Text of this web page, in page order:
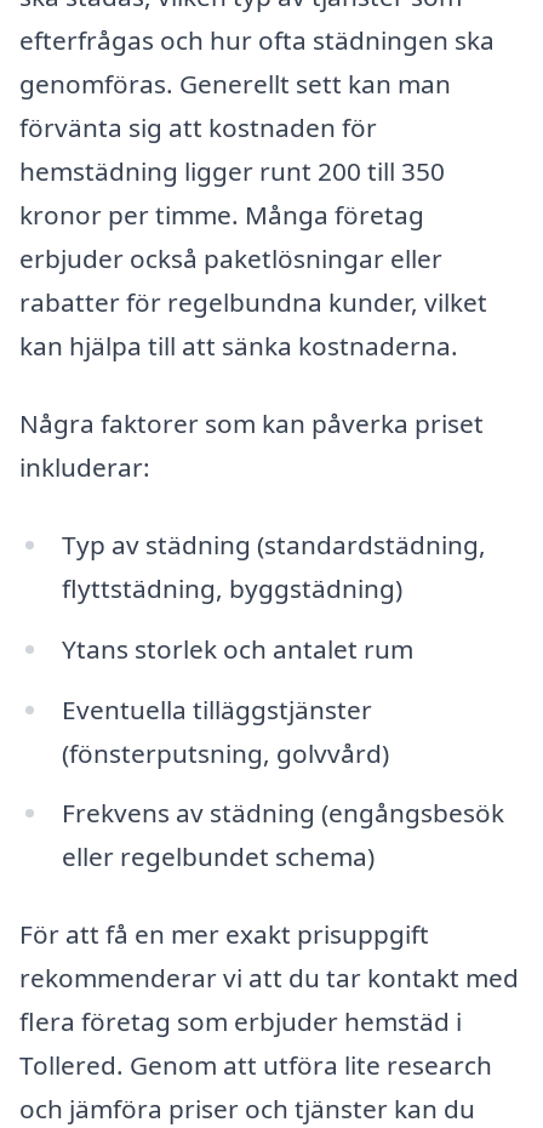
efterfrågas och hur ofta städningen ska
genomföras. Generellt sett kan man
förvänta sig att kostnaden för
hemstädning ligger runt 200 till 350
kronor per timme. Många företag
erbjuder också paketlösningar eller
rabatter för regelbundna kunder, vilket
kan hjälpa till att sänka kostnaderna.
Några faktorer som kan påverka priset
inkluderar:
Typ av städning (standardstädning,
flyttstädning, byggstädning)
Ytans storlek och antalet rum
Eventuella tilläggstjänster
(fönsterputsning, golvvård)
Frekvens av städning (engångsbesök
eller regelbundet schema)
För att få en mer exakt prisuppgift
rekommenderar vi att du tar kontakt med
flera företag som erbjuder hemstäd i
Tollered. Genom att utföra lite research
och jämföra priser och tjänster kan du